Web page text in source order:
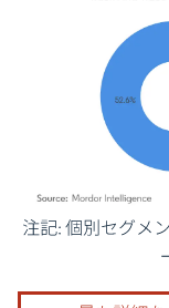
画像 © Mordor